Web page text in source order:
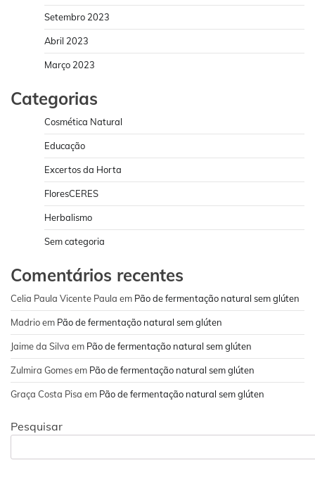
Setembro 2023
Abril 2023
Março 2023
Categorias
Cosmética Natural
Educação
Excertos da Horta
FloresCERES
Herbalismo
Sem categoria
Comentários recentes
Celia Paula Vicente Paula em Pão de fermentação natural sem glúten
Madrioem Pão de fermentação natural sem glúten
Jaime da Silva em Pão de fermentação natural sem glúten
Zulmira Gomesem Pão de fermentação natural sem glúten
Graça Costa Pisa em Pão de fermentação natural sem glúten
Pesquisar